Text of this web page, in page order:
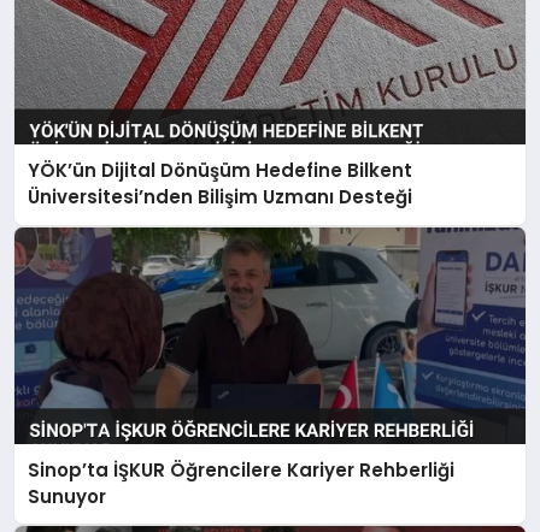
YÖK’ün Dijital Dönüşüm Hedefine Bilkent
Üniversitesi’nden Bilişim Uzmanı Desteği
Sinop’ta İŞKUR Öğrencilere Kariyer Rehberliği
Sunuyor